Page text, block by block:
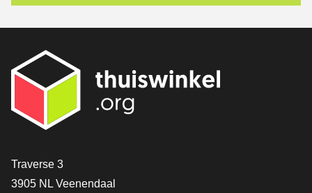
[_General:Contact]
Traverse 3
3905 NL Veenendaal